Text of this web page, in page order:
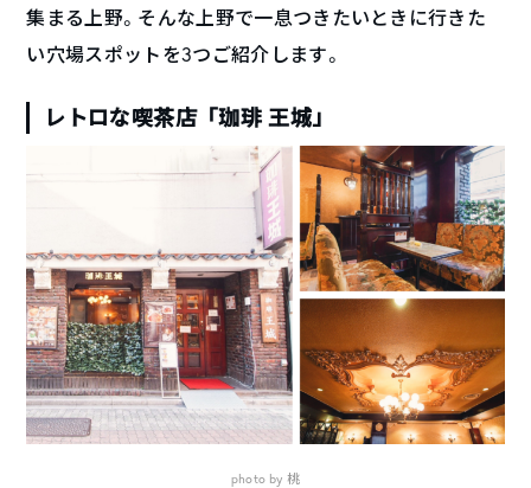
集まる上野。そんな上野で一息つきたいときに行きた
い穴場スポットを3つご紹介します。
レトロな喫茶店「珈琲 王城」
photo by 桃